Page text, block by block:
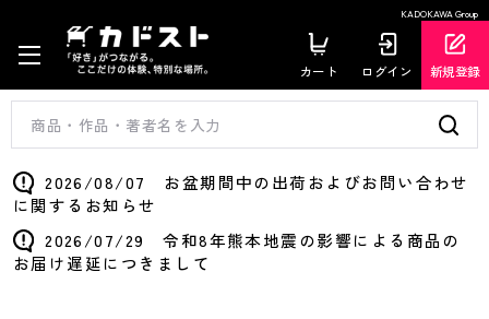
KADOKAWA Group
カート ログイン 新規登録
2026/08/07 お盆期間中の出荷およびお問い合わせ
に関するお知らせ
2026/07/29 令和8年熊本地震の影響による商品の
お届け遅延につきまして